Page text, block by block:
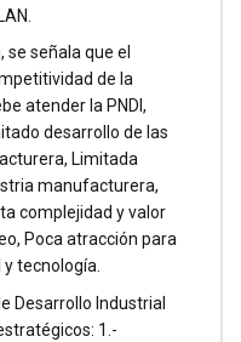
se señala que el
de la
atender la PNDI,
desarrollo de las
Limitada
manufacturera,
complejidad y valor
Poca atracción para
tecnología.
Desarrollo Industrial
1.-